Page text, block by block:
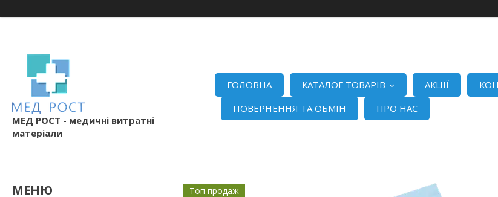
МЕД РОСТ - медичні витратні
матеріали
ГОЛОВНА КАТАЛОГ ТОВАРІВ АКЦІЇ
ПОВЕРНЕННЯ ТА ОБМІН
ПРО НАС
Топ продаж